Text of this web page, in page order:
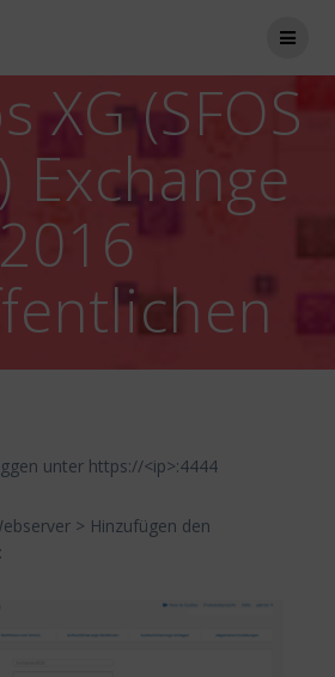
XG (SFOS
Exchange
2016
unter https://<ip>:4444
> Hinzufügen den